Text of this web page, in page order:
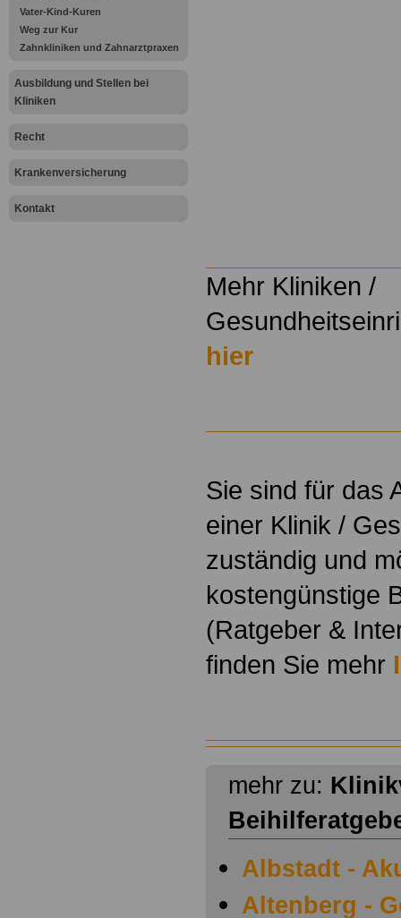
Vater-Kind-Kuren
Weg zur Kur
Zahnkliniken und Zahnarztpraxen
Ausbildung und Stellen bei
Kliniken
Recht
Krankenversicherung
Kontakt
Mehr Kliniken /
hier
Sie sind für das
einer Klinik /
zuständig und
kostengünstige
(Ratgeber &
finden Sie mehr
mehr zu:
Albstadt -
Altenberg -